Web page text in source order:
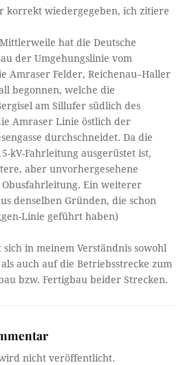
korrekt wiedergegeben, ich zitiere
hat die Deutsche
der Umgehungslinie vom
Amraser Felder, Reichenau–Haller
begonnen, welche die
am Sillufer südlich des
Amraser Linie östlich der
durchschneidet. Da die
kV-Fahrleitung ausgerüstet ist,
aber unvorhergesehene
Ein weiterer
denselben Gründen, die schon
Linie geführt haben)
sich in meinem Verständnis sowohl
auch auf die Betriebsstrecke zum
bzw. Fertigbau beider Strecken.
nicht veröffentlicht.